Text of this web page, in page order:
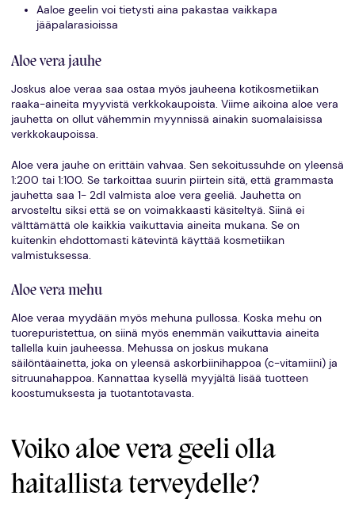
Aaloe geelin voi tietysti aina pakastaa vaikkapa
jääpalarasioissa
Aloe vera jauhe
Joskus aloe veraa saa ostaa myös jauheena kotikosmetiikan
raaka-aineita myyvistä verkkokaupoista. Viime aikoina aloe vera
jauhetta on ollut vähemmin myynnissä ainakin suomalaisissa
verkkokaupoissa.
Aloe vera jauhe on erittäin vahvaa. Sen sekoitussuhde on yleensä
1:200 tai 1:100. Se tarkoittaa suurin piirtein sitä, että grammasta
jauhetta saa 1- 2dl valmista aloe vera geeliä. Jauhetta on
arvosteltu siksi että se on voimakkaasti käsiteltyä. Siinä ei
välttämättä ole kaikkia vaikuttavia aineita mukana. Se on
kuitenkin ehdottomasti kätevintä käyttää kosmetiikan
valmistuksessa.
Aloe vera mehu
Aloe veraa myydään myös mehuna pullossa. Koska mehu on
tuorepuristettua, on siinä myös enemmän vaikuttavia aineita
tallella kuin jauheessa. Mehussa on joskus mukana
säilöntäainetta, joka on yleensä askorbiinihappoa (c-vitamiini) ja
sitruunahappoa. Kannattaa kysellä myyjältä lisää tuotteen
koostumuksesta ja tuotantotavasta.
Voiko aloe vera geeli olla
haitallista terveydelle?